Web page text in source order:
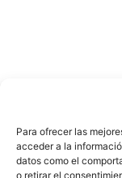
Para ofrecer las
acceder a la
datos como el
o retirar el